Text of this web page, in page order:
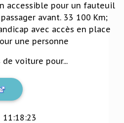
accessible pour un fauteuil
avant. 33 100 Km;
avec accès en place
une personne
voiture pour...
11:18:23